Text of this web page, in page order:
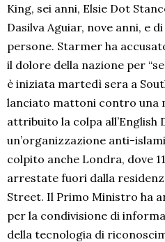
King, sei anni, Elsie Dot
Dasilva Aguiar, nove anni, e
persone. Starmer ha
il dolore della nazione per
è iniziata martedì sera a
lanciato mattoni contro una
attribuito la colpa all’English
un’organizzazione anti-
colpito anche Londra, dove
arrestate fuori dalla
Street. Il Primo Ministro ha
per la condivisione di
della tecnologia di